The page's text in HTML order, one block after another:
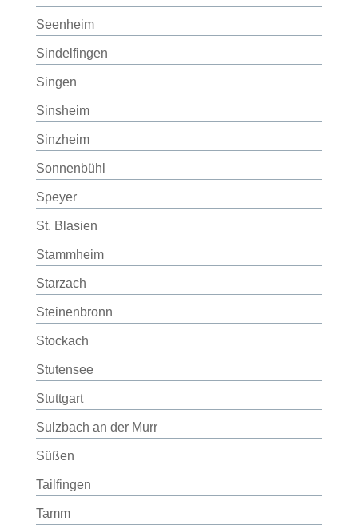
Seenheim
Sindelfingen
Singen
Sinsheim
Sinzheim
Sonnenbühl
Speyer
St. Blasien
Stammheim
Starzach
Steinenbronn
Stockach
Stutensee
Stuttgart
Sulzbach an der Murr
Süßen
Tailfingen
Tamm